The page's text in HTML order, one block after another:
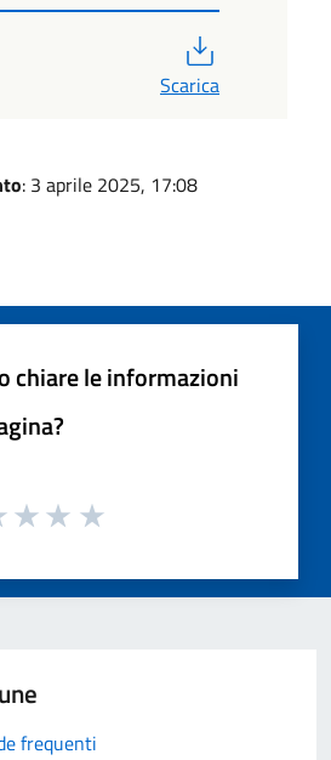
Scarica
: 3 aprile 2025, 17:08
chiare le informazioni
frequenti